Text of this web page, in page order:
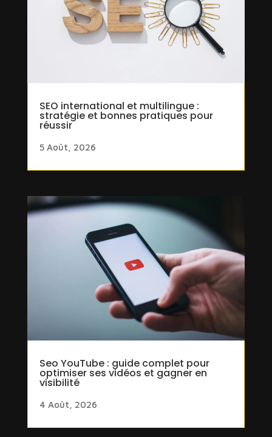
SEO international et multilingue :
stratégie et bonnes pratiques pour
réussir
5 Août, 2026
Seo YouTube : guide complet pour
optimiser ses vidéos et gagner en
visibilité
4 Août, 2026